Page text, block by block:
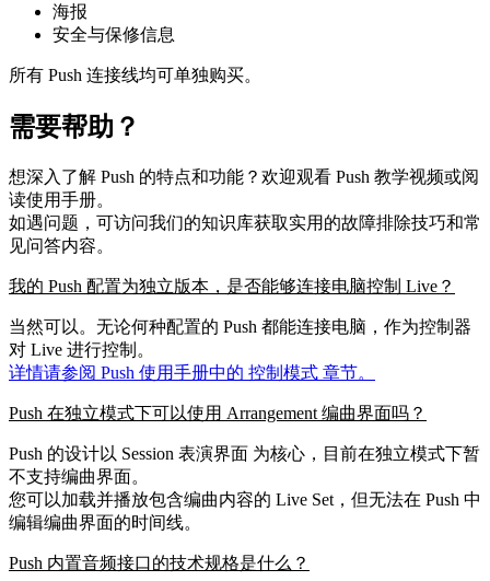
海报
安全与保修信息
所有 Push 连接线均可单独购买。
需要帮助？
想深入了解 Push 的特点和功能？欢迎观看 Push 教学视频或阅
读使用手册。
如遇问题，可访问我们的知识库获取实用的故障排除技巧和常
见问答内容。
我的 Push 配置为独立版本，是否能够连接电脑控制 Live？
当然可以。无论何种配置的 Push 都能连接电脑，作为控制器
对 Live 进行控制。
详情请参阅 Push 使用手册中的 控制模式 章节。
Push 在独立模式下可以使用 Arrangement 编曲界面吗？
Push 的设计以 Session 表演界面 为核心，目前在独立模式下暂
不支持编曲界面。
您可以加载并播放包含编曲内容的 Live Set，但无法在 Push 中
编辑编曲界面的时间线。
Push 内置音频接口的技术规格是什么？